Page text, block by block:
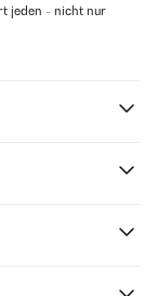
jeden - nicht nur